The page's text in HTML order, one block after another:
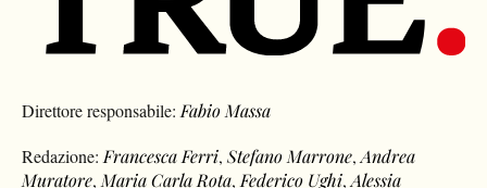
Direttore responsabile: Fabio Massa
Redazione: Francesca Ferri,Stefano Marrone,Andrea
Muratore, Maria Carla Rota, Federico Ughi,Alessia